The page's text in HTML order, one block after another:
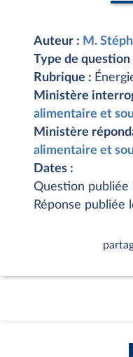
Auteur : M.
Type de question
Rubrique :
Ministère
alimentaire et
Ministère
alimentaire et
Dates :
Question publiée
Réponse publiée